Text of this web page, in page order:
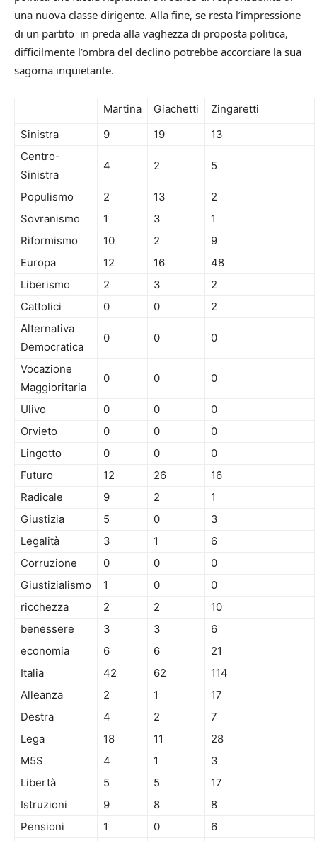
una nuova classe dirigente. Alla fine, se resta l’impressione
di un partito in preda alla vaghezza di proposta politica,
difficilmente l’ombra del declino potrebbe accorciare la sua
sagoma inquietante.
Martina Giachetti
Zingaretti
Sinistra
9 19
13
Centro-
Sinistra
4 2 5
Populismo 2 13
2
Sovranismo
1 3
1
Riformismo
10 2
9
Europa
12 16
48
Liberismo
2 3
2
Cattolici
0 0
2
Alternativa
Democratica
0 0 0
Vocazione
Maggioritaria
0 0 0
Ulivo 0 0
0
Orvieto
0 0
0
Lingotto
0 0
0
Futuro
12 26
16
Radicale
9 2
1
Giustizia
5 0
3
Legalità
3 1
6
Corruzione
0 0
0
Giustizialismo
1 0
0
ricchezza
2 2
10
benessere
3 3
6
economia
6 6
21
Italia
42 62
114
Alleanza
2 1
17
Destra
4 2
7
Lega
18 11
28
M5S
4 1
3
Libertà
5 5
17
Istruzioni
9 8
8
Pensioni
1 0
6